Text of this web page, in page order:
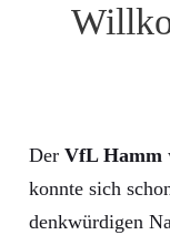
Der VfL Hamm
konnte sich
denkwürdigen